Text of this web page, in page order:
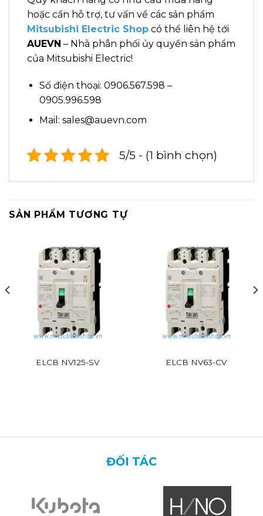
hoặc cần hỗ trợ, tư vấn về các sản phẩm
Mitsubishi Electric Shop có thể liên hệ tới
AUEVN – Nhà phân phối ủy quyền sản phẩm
của Mitsubishi Electric!
Số điện thoại: 0906.567.598 –
0905.996.598
Mail: sales@auevn.com
5/5 - (1 bình chọn)
SẢN PHẨM TƯƠNG TỰ
ELCB NV125-SV ELCB NV63-CV
ĐỐI TÁC